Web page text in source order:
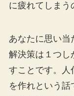
に疲れてしまう
あなたに思い当
解決策は１つし
すことです。人
を作れという話